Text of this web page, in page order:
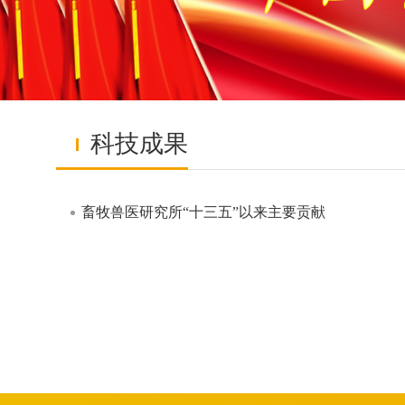
科技成果
畜牧兽医研究所“十三五”以来主要贡献